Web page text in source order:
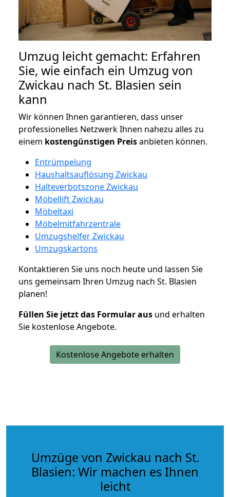
Umzug leicht gemacht: Erfahren
Sie, wie einfach ein Umzug von
Zwickau nach St. Blasien sein
kann
Wir können Ihnen garantieren, dass unser
professionelles Netzwerk Ihnen nahezu alles zu
einem kostengünstigen Preisanbieten können.
Entrümpelung
Haushaltsauflösung Zwickau
Halteverbotszone Zwickau
Möbellift Zwickau
Möbeltaxi
Möbelmitfahrzentrale
Umzugshelfer Zwickau
Umzugskartons
Kontaktieren Sie uns noch heute und lassen Sie
uns gemeinsam Ihren Umzug nach St. Blasien
planen!
Füllen Sie jetzt das Formular aus und erhalten
Sie kostenlose Angebote.
Kostenlose Angebote erhalten
Umzüge von Zwickau nach St.
Blasien: Wir machen es Ihnen
leicht